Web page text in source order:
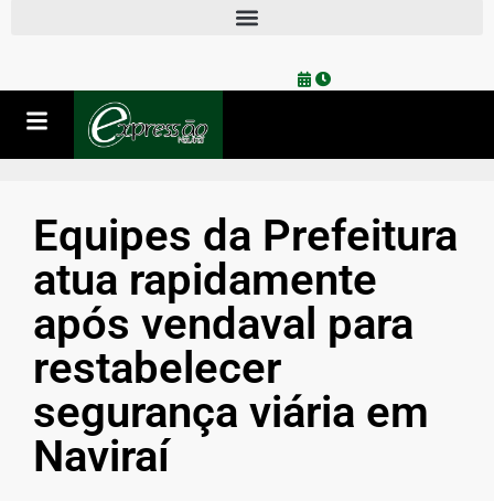
Equipes da Prefeitura
atua rapidamente
após vendaval para
restabelecer
segurança viária em
Naviraí